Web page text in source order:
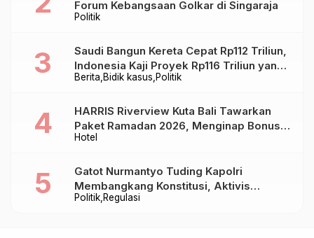
Politik
Forum Kebangsaan Golkar di Singaraja
Berita Bidik kasus Politik
Saudi Bangun Kereta Cepat Rp112 Triliun,
Indonesia Kaji Proyek Rp116 Triliun yang
Baru Sampai Bandung
Hotel
HARRIS Riverview Kuta Bali Tawarkan
Paket Ramadan 2026, Menginap Bonus
Takjil hingga Bukber Mulai Rp88.888
Politik Regulasi
Gatot Nurmantyo Tuding Kapolri
Membangkang Konstitusi, Aktivis
Tegaskan Polri Tak Punya Sejarah